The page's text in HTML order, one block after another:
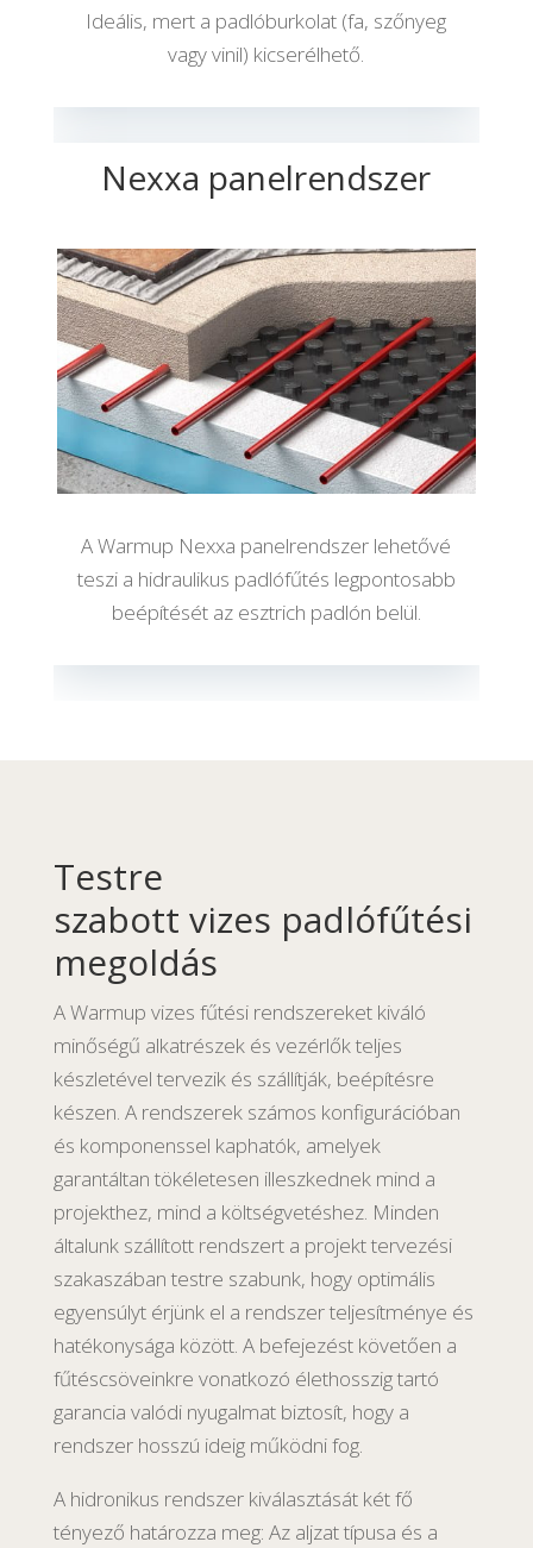
Ideális, mert a padlóburkolat (fa, szőnyeg
vagy vinil) kicserélhető.
Nexxa panelrendszer
A Warmup Nexxa panelrendszer lehetővé
teszi a hidraulikus padlófűtés legpontosabb
beépítését az esztrich padlón belül.
Testre
szabott vizes padlófűtési
megoldás
A Warmup vizes fűtési rendszereket kiváló
minőségű alkatrészek és vezérlők teljes
készletével tervezik és szállítják, beépítésre
készen. A rendszerek számos konfigurációban
és komponenssel kaphatók, amelyek
garantáltan tökéletesen illeszkednek mind a
projekthez, mind a költségvetéshez. Minden
általunk szállított rendszert a projekt tervezési
szakaszában testre szabunk, hogy optimális
egyensúlyt érjünk el a rendszer teljesítménye és
hatékonysága között. A befejezést követően a
fűtéscsöveinkre vonatkozó élethosszig tartó
garancia valódi nyugalmat biztosít, hogy a
rendszer hosszú ideig működni fog.
A hidronikus rendszer kiválasztását két fő
tényező határozza meg: Az aljzat típusa és a